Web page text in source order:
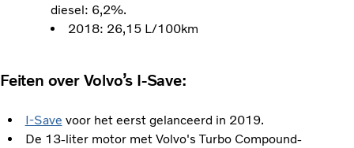
diesel: 6,2%.
2018: 26,15 L/100km
Feiten over Volvo’s I-Save:
I-Save voor het eerst gelanceerd in 2019.
De 13-liter motor met Volvo's Turbo Compound-